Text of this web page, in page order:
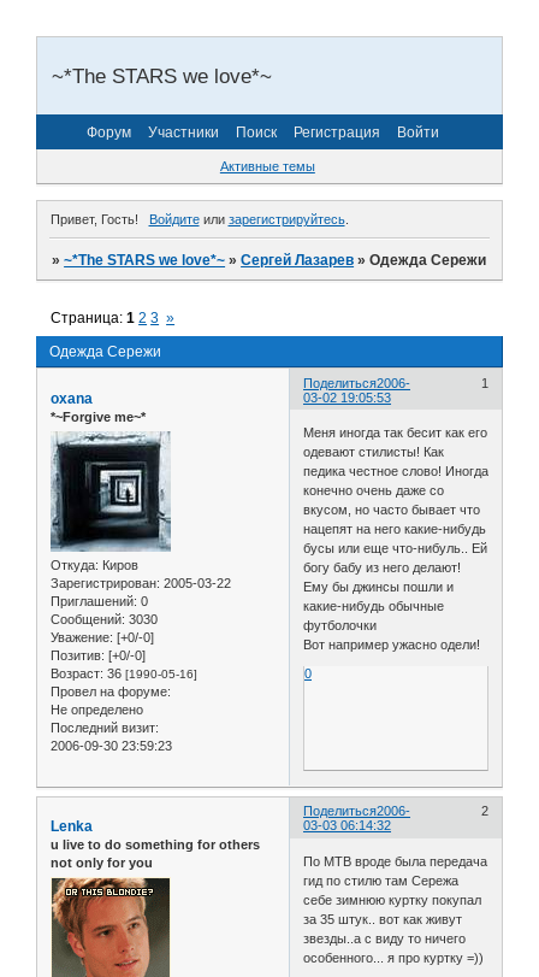
~*The STARS we love*~
Форум Участники Поиск Регистрация Войти
Активные темы
Привет, Гость! Войдитеили зарегистрируйтесь.
»~*The STARS we love*~ »Сергей Лазарев »Одежда Сережи
Одежда Сережи
Страница:1 2 3 »
Поделиться 1
2006-
03-02 19:05:53
oxana
*~Forgive me~*
Откуда: Киров
Зарегистрирован: 2005-03-22
Приглашений: 0
Сообщений: 3030
Уважение: [+0/-0]
Позитив: [+0/-0]
Возраст: 36 [1990-05-16]
Провел на форуме:
Не определено
Последний визит:
2006-09-30 23:59:23
Меня иногда так бесит как его
одевают стилисты! Как
педика честное слово! Иногда
конечно очень даже со
вкусом, но часто бывает что
нацепят на него какие-нибудь
бусы или еще что-нибуль.. Ей
богу бабу из него делают!
Ему бы джинсы пошли и
какие-нибудь обычные
футболочки
Вот например ужасно одели!
0
Поделиться 2
2006-
03-03 06:14:32
Lenka
u live to do something for others
not only for you
По МТВ вроде была передача
гид по стилю там Сережа
себе зимнюю куртку покупал
за 35 штук.. вот как живут
звезды..а с виду то ничего
особенного... я про куртку =))